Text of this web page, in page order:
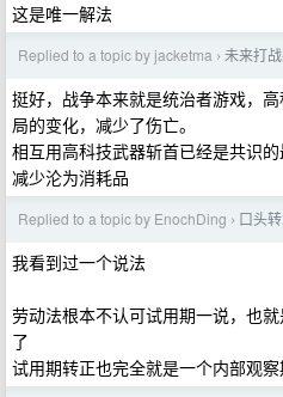
这是唯一解法
Replied to a topic by jacketma › 未来打
挺好，战争本来就是统治者游戏，
局的变化，减少了伤亡。
相互用高科技武器斩首已经是共识
减少沦为消耗品
Replied to a topic by EnochDing › 口头
我看到过一个说法
劳动法根本不认可试用期一说，也
了
试用期转正也完全就是一个内部观